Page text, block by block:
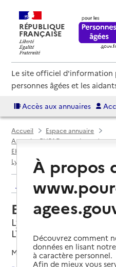
RÉPUBLIQUE
FRANÇAISE
Le site officiel d'information
personnes âgées et les
Accès aux annuaires
Accueil
Espace annuaire
Annuaire EHPAD et maisons de
EHPAD par département
Lyon 5e Arrondissement
Retour aux résultats de
EHPAD La
Lyon 5e
LYON
Mis à jour le23/01/2026
À propos
Découvrez comment
données en lisant
à caractère personnel.
Afin de mieux vous